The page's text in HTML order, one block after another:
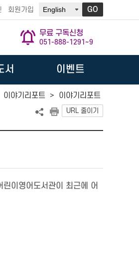
회원가입 GO
무료 구독신청
051-888-1291~9
서 이벤트
이야기리포트 > 이야기리포트
URL 줄이기
린이영어도서관이 최근에 어